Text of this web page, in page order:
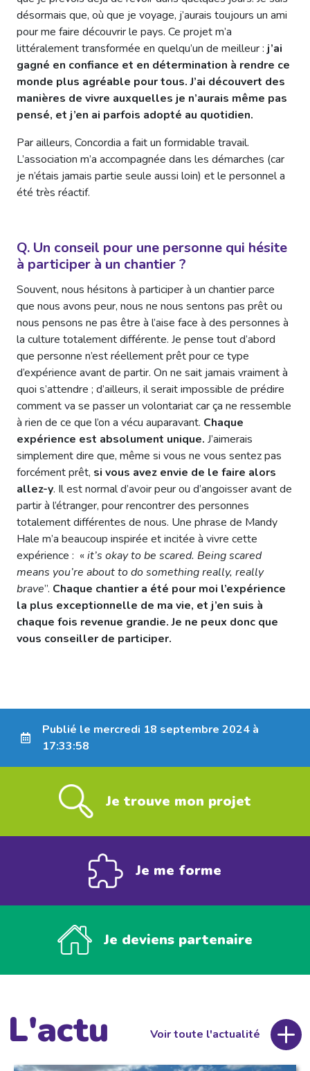
désormais que, où que je voyage, j’aurais toujours un ami
pour me faire découvrir le pays. Ce projet m’a
littéralement transformée en quelqu’un de meilleur : j’ai
gagné en confiance et en détermination à rendre ce
monde plus agréable pour tous. J’ai découvert des
manières de vivre auxquelles je n’aurais même pas
pensé, et j’en ai parfois adopté au quotidien.
Par ailleurs, Concordia a fait un formidable travail.
L’association m’a accompagnée dans les démarches (car
je n’étais jamais partie seule aussi loin) et le personnel a
été très réactif.
Q. Un conseil pour une personne qui hésite
à participer à un chantier ?
Souvent, nous hésitons à participer à un chantier parce
que nous avons peur, nous ne nous sentons pas prêt ou
nous pensons ne pas être à l’aise face à des personnes à
la culture totalement différente. Je pense tout d’abord
que personne n’est réellement prêt pour ce type
d’expérience avant de partir. On ne sait jamais vraiment à
quoi s’attendre ; d’ailleurs, il serait impossible de prédire
comment va se passer un volontariat car ça ne ressemble
à rien de ce que l’on a vécu auparavant. Chaque
expérience est absolument unique. J’aimerais
simplement dire que, même si vous ne vous sentez pas
forcément prêt, si vous avez envie de le faire alors
allez-y. Il est normal d’avoir peur ou d’angoisser avant de
partir à l’étranger, pour rencontrer des personnes
totalement différentes de nous. Une phrase de Mandy
Hale m’a beaucoup inspirée et incitée à vivre cette
expérience : « it’s okay to be scared. Being scared
means you’re about to do something really, really
brave”. Chaque chantier a été pour moi l’expérience
la plus exceptionnelle de ma vie, et j’en suis à
chaque fois revenue grandie. Je ne peux donc que
vous conseiller de participer.
Publié le mercredi 18 septembre 2024 à
17:33:58
Je trouve mon projet
Je me forme
Je deviens partenaire
L'actu Voir toute l'actualité